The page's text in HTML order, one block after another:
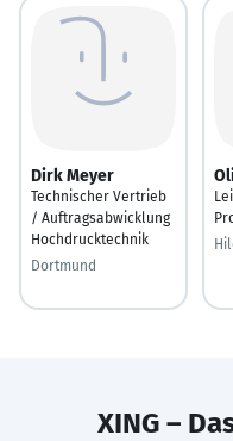
Dirk Meyer
Technischer Vertrieb
/ Auftragsabwicklung
Hochdrucktechnik
Dortmund
XING –